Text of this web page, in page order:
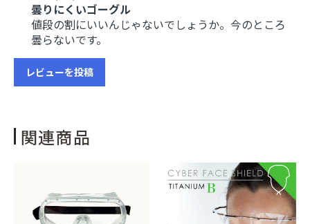
お買い物を続ける カートへ進む
曇りにくいゴーグル
値段の割にいいんじゃないでしょうか。今のところ
曇らないです。
レビューを投稿
関連商品